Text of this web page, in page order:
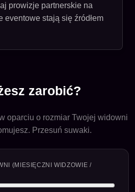
prowizje partnerskie na
eventowe stają się źródłem
zarobić?
oparciu o rozmiar Twojej widowni
Przesuń suwaki.
(MIESIĘCZNI WIDZOWIE /